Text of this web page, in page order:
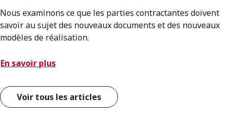
Nous examinons ce que les parties contractantes doivent
savoir au sujet des nouveaux documents et des nouveaux
modèles de réalisation.
En savoir plus
Voir tous les articles